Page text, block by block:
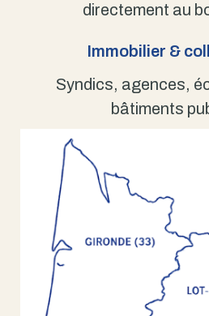
directement au
Immobilier &
Syndics, agences,
bâtiments